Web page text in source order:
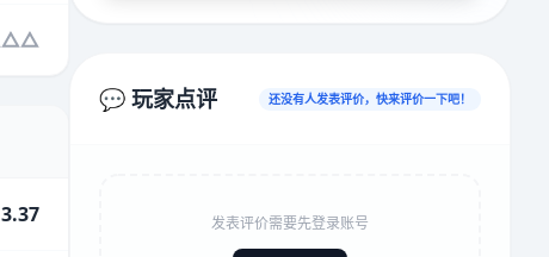
3.37
💬 玩家点评 还没有人发表评价，快来评价一下吧！
发表评价需要先登录账号